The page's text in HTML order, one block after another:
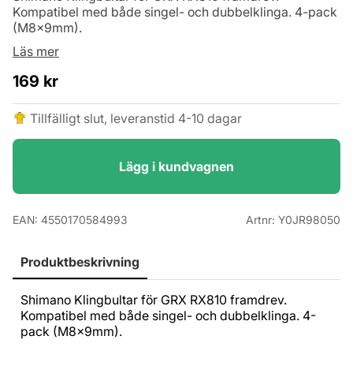
Kompatibel med både singel- och dubbelklinga. 4-pack
(M8x9mm).
Läs mer
169 kr
Tillfälligt slut, leveranstid 4-10 dagar
Lägg i kundvagnen
EAN: 4550170584993 Artnr: Y0JR98050
Produktbeskrivning
Shimano Klingbultar för GRX RX810 framdrev.
Kompatibel med både singel- och dubbelklinga. 4-
pack (M8x9mm).